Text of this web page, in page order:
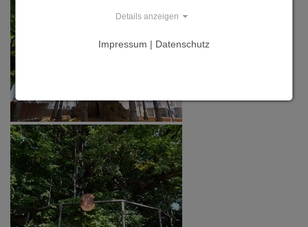
Details anzeigen
Impressum | Datenschutz